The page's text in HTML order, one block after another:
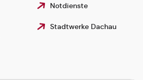
Notdienste
Stadtwerke Dachau